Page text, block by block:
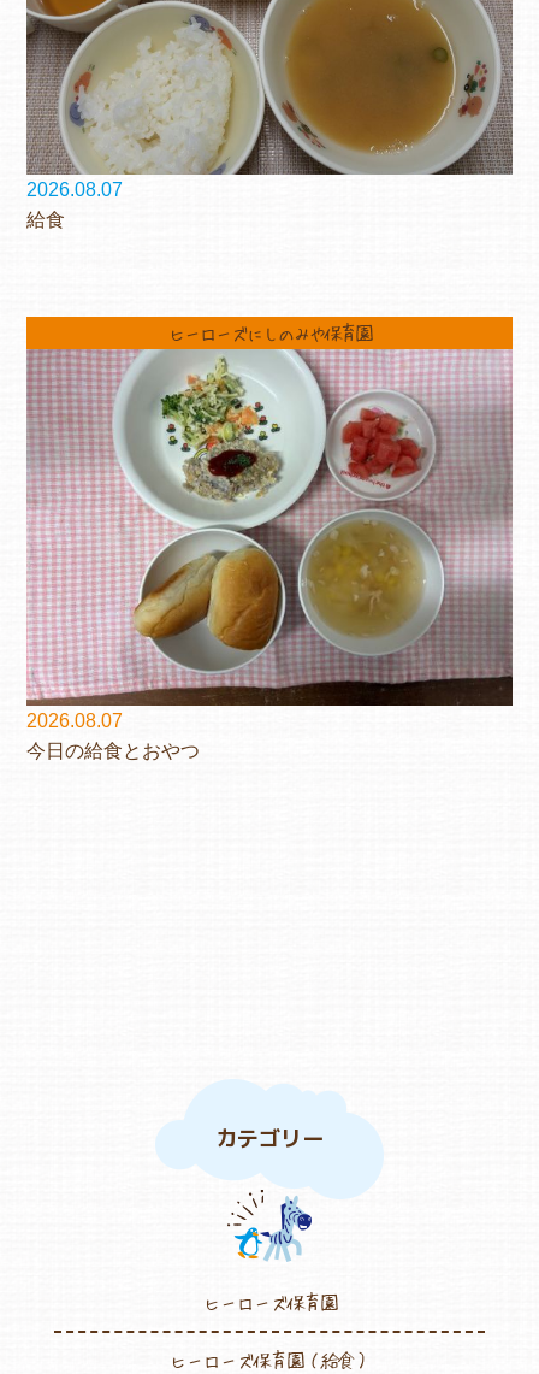
2026.08.07
給食
ヒーローズにしのみや保育園
2026.08.07
今日の給食とおやつ
カテゴリー
ヒーローズ保育園
ヒーローズ保育園（給食）